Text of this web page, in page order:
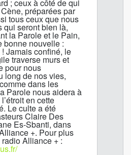
; ceux à côté de qui
préparées par
tous ceux que nous
qui seront bien là,
la Parole et le Pain,
bonne nouvelle :
Jamais confiné, le
traverse murs et
pour nous
long de nos vies,
dans les
Parole nous aidera à
en cette
Le culte a été
Claire Des
Es-Sbanti, dans
+. Pour plus
Alliance + :